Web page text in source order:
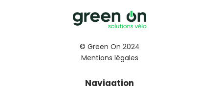
© Green On 2024
Mentions légales
Navigation